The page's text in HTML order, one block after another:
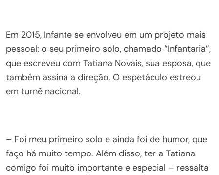
Em 2015, Infante se envolveu em um projeto mais
pessoal: o seu primeiro solo, chamado “Infantaria”,
que escreveu com Tatiana Novais, sua esposa, que
também assina a direção. O espetáculo estreou
em turnê nacional.
– Foi meu primeiro solo e ainda foi de humor, que
faço há muito tempo. Além disso, ter a Tatiana
comigo foi muito importante e especial – ressalta